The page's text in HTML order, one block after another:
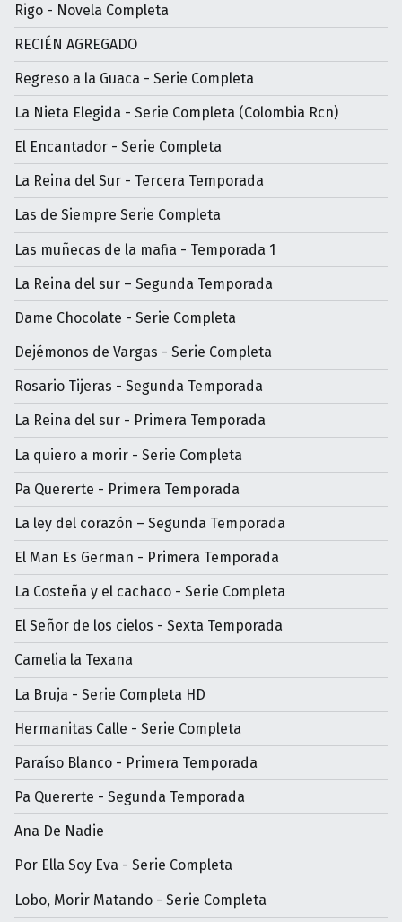
Rigo - Novela Completa
RECIÉN AGREGADO
Regreso a la Guaca - Serie Completa
La Nieta Elegida - Serie Completa (Colombia Rcn)
El Encantador - Serie Completa
La Reina del Sur - Tercera Temporada
Las de Siempre Serie Completa
Las muñecas de la mafia - Temporada 1
La Reina del sur – Segunda Temporada
Dame Chocolate - Serie Completa
Dejémonos de Vargas - Serie Completa
Rosario Tijeras - Segunda Temporada
La Reina del sur - Primera Temporada
La quiero a morir - Serie Completa
Pa Quererte - Primera Temporada
La ley del corazón – Segunda Temporada
El Man Es German - Primera Temporada
La Costeña y el cachaco - Serie Completa
El Señor de los cielos - Sexta Temporada
Camelia la Texana
La Bruja - Serie Completa HD
Hermanitas Calle - Serie Completa
Paraíso Blanco - Primera Temporada
Pa Quererte - Segunda Temporada
Ana De Nadie
Por Ella Soy Eva - Serie Completa
Lobo, Morir Matando - Serie Completa